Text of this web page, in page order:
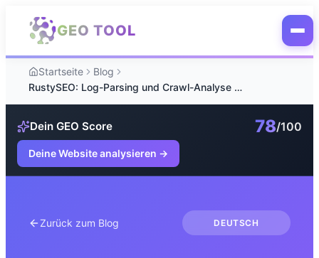
Zum Hauptinhalt springen
GEO TOOL
Startseite
Blog
RustySEO: Log-Parsing und Crawl-Analyse in einer App
Dein GEO Score 78/100
Deine Website analysieren →
Zurück zum Blog DEUTSCH